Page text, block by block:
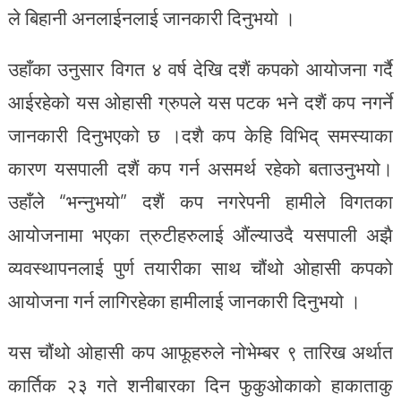
ले बिहानी अनलाईनलाई जानकारी दिनुभयो ।
उहाँका उनुसार विगत ४ वर्ष देखि दशैं कपको आयोजना गर्दै
आईरहेको यस ओहासी ग्रुपले यस पटक भने दशैं कप नगर्ने
जानकारी दिनुभएको छ ।दशै कप केहि विभिद् समस्याका
कारण यसपाली दशैं कप गर्न असमर्थ रहेको बताउनुभयो।
उहाँले “भन्नुभयो” दशैं कप नगरेपनी हामीले विगतका
आयोजनामा भएका त्रुटीहरुलाई औंल्याउदै यसपाली अझै
व्यवस्थापनलाई पुर्ण तयारीका साथ चौंथो ओहासी कपको
आयोजना गर्न लागिरहेका हामीलाई जानकारी दिनुभयो ।
यस चौंथो ओहासी कप आफूहरुले नोभेम्बर ९ तारिख अर्थात
कार्तिक २३ गते शनीबारका दिन फुकुओकाको हाकाताकु